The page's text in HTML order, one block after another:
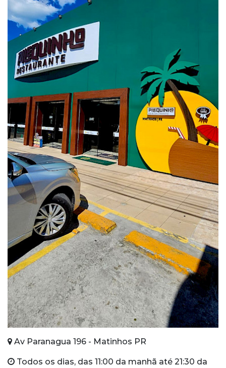
Av Paranagua 196 - Matinhos PR
Todos os dias, das 11:00 da manhã até 21:30 da